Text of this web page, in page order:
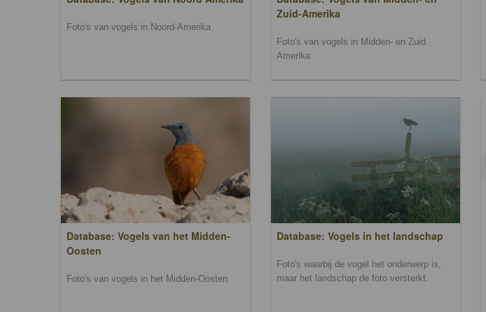
Foto's van vogels in Noord-Amerika
Zuid-Amerika
Foto's van vogels in Midden- en Zuid
Amerika
Database: Vogels van het Midden-
Oosten
Foto's van vogels in het Midden-Oosten
Database: Vogels in het landschap
Foto's waarbij de vogel het onderwerp is,
maar het landschap de foto versterkt.